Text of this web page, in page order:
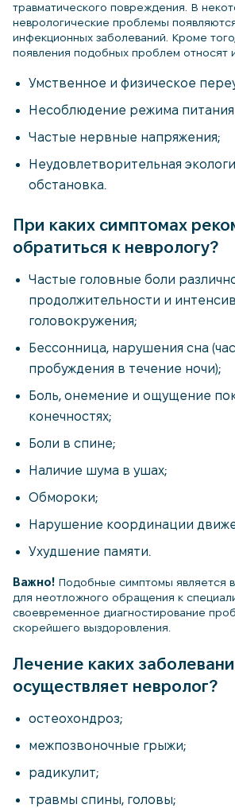
травматического повреждения. В
неврологические проблемы
инфекционных заболеваний. Кроме
появления подобных проблем относят
Умственное и физическое
Несоблюдение режима питания
Частые нервные напряжения;
Неудовлетворительная
обстановка.
При каких симптомах
обратиться к неврологу?
Частые головные боли
продолжительности и
головокружения;
Бессонница, нарушения сна
пробуждения в течение ночи);
Боль, онемение и ощущение
конечностях;
Боли в спине;
Наличие шума в ушах;
Обмороки;
Нарушение координации
Ухудшение памяти.
Важно! Подобные симптомы является
для неотложного обращения к
своевременное диагностирование
скорейшего выздоровления.
Лечение каких
осуществляет невролог?
остеохондроз;
межпозвоночные грыжи;
радикулит;
травмы спины, головы;